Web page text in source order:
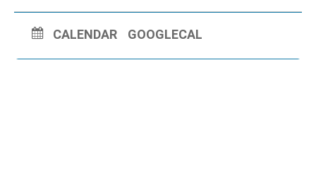
CALENDAR GOOGLECAL